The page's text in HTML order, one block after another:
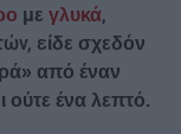
με γλυκά,
είδε σχεδόν
από έναν
ένα λεπτό.